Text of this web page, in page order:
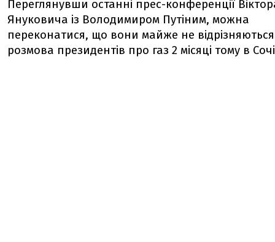
Переглянувши останні прес-конференції
Януковича із Володимиром Путіним, можна
переконатися, що вони майже не
розмова президентів про газ 2 місяці тому в